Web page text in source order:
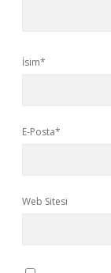
İsim*
E-Posta*
Web Sitesi